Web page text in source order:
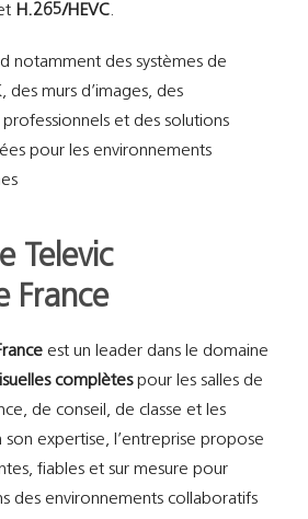
H.265/HEVC.
notamment des systèmes de
murs d’images, des
et des solutions
pour les environnements
Televic
France
est un leader dans le domaine
complètespour les salles de
de conseil, de classe et les
son expertise, l’entreprise propose
fiables et sur mesure pour
des environnements collaboratifs